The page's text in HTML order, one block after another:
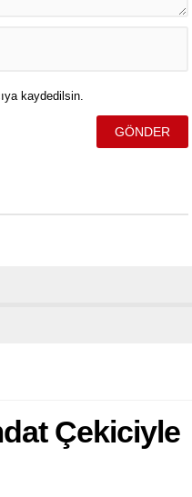
kaydedilsin.
Çekiciyle